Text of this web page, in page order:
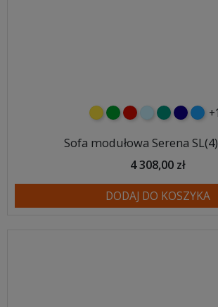
żółtyzielonyczerwony
błękitnyturkusowy
Sofa modułowa Serena
4 308,00 zł
DODAJ DO KOSZYKA